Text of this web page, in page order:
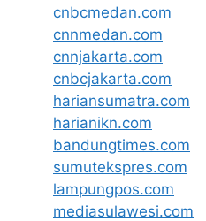
cnbcmedan.com
cnnmedan.com
cnnjakarta.com
cnbcjakarta.com
hariansumatra.com
harianikn.com
bandungtimes.com
sumutekspres.com
lampungpos.com
mediasulawesi.com